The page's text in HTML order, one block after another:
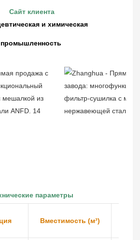
Сайт клиента
и химическая
промышленность
параметры
Вместимость (м³)